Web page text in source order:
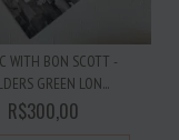
WITH BON SCOTT -
GREEN LON...
R$300,00